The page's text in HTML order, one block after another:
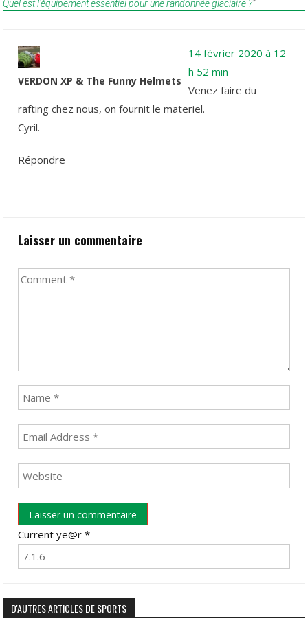
Quel est l’équipement essentiel pour une randonnée glaciaire ?”
VERDON XP & The Funny Helmets
14 février 2020 à 12
h 52 min
Venez faire du
rafting chez nous, on fournit le materiel.
Cyril.
Répondre
Laisser un commentaire
Current ye@r*
D'AUTRES ARTICLES DE SPORTS